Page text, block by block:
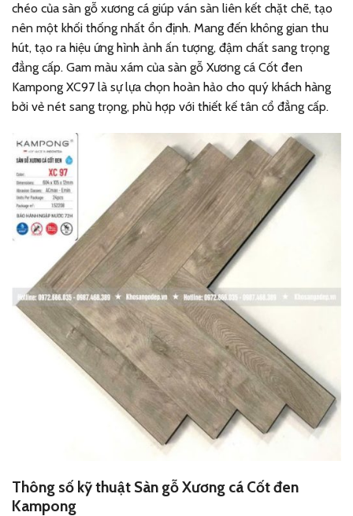
chéo của sàn gỗ xương cá giúp ván sàn liên kết chặt chẽ, tạo
nên một khối thống nhất ổn định. Mang đến không gian thu
hút, tạo ra hiệu ứng hình ảnh ấn tượng, đậm chất sang trọng
đẳng cấp. Gam màu xám của sàn gỗ Xương cá Cốt đen
Kampong XC97 là sự lựa chọn hoàn hảo cho quý khách hàng
bởi vẻ nét sang trọng, phù hợp với thiết kế tân cổ đẳng cấp.
Thông số kỹ thuật Sàn gỗ Xương cá Cốt đen
Kampong